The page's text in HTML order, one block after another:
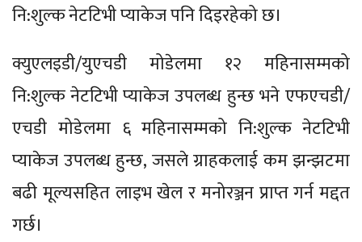
नि:शुल्क नेटटिभी प्याकेज पनि दिइरहेको छ।
क्युएलइडी/युएचडी मोडेलमा १२ महिनासम्मको
नि:शुल्क नेटटिभी प्याकेज उपलब्ध हुन्छ भने एफएचडी/
एचडी मोडेलमा ६ महिनासम्मको नि:शुल्क नेटटिभी
प्याकेज उपलब्ध हुन्छ, जसले ग्राहकलाई कम झन्झटमा
बढी मूल्यसहित लाइभ खेल र मनोरञ्जन प्राप्त गर्न मद्दत
गर्छ।